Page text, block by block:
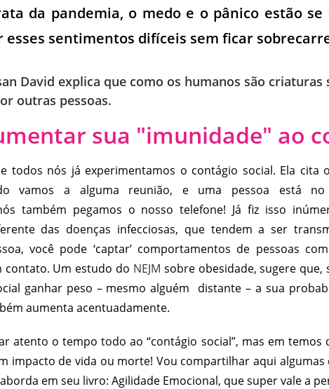
da pandemia, o medo e o pânico estão
sentimentos difíceis sem ficar
David explica que como os humanos são
outras pessoas.
sua "imunidade" ao
todos nós já experimentamos o contágio social. Ela cita
vamos a alguma reunião, e uma pessoa está no
também pegamos o nosso telefone! Já fiz isso
das doenças infecciosas, que tendem a ser
você pode ‘captar’ comportamentos de pessoas
contato. Um estudo do NEJM sobre obesidade, sugere que,
ganhar peso – mesmo alguém distante – a sua
aumenta acentuadamente.
atento o tempo todo ao “contágio social”, mas em temos
impacto de vida ou morte! Vou compartilhar aqui algumas
em seu livro: Agilidade Emocional, que super vale a